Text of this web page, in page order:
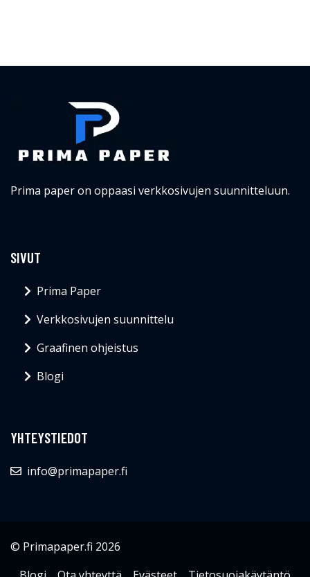
Prima paper on oppaasi verkkosivujen suunnitteluun.
SIVUT
Prima Paper
Verkkosivujen suunnittelu
Graafinen ohjeistus
Blogi
YHTEYSTIEDOT
info@primapaper.fi
© Primapaper.fi 2026